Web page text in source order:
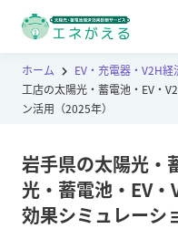
ホーム EV・充電器・V2H経
工店の太陽光・蓄電池・EV・
ン活用（2025年）
岩手県の太陽光・
光・蓄電池・EV
効果シミュレーシ